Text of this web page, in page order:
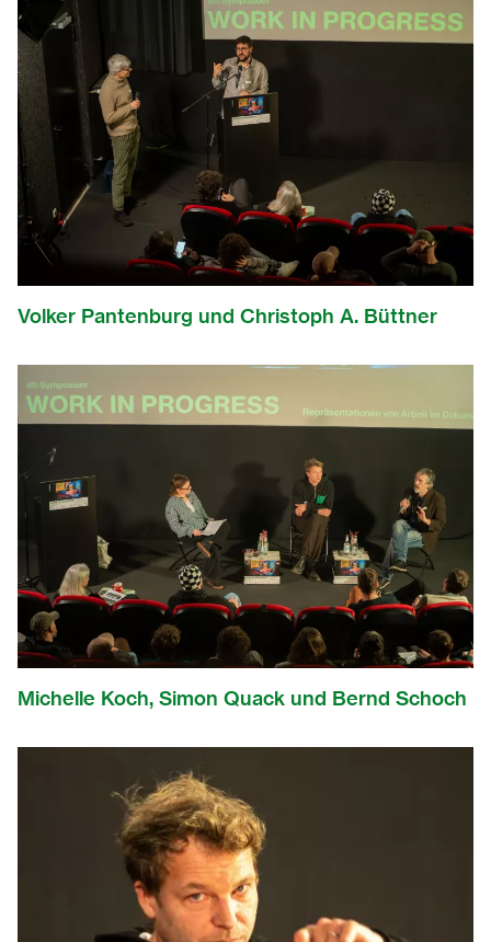
Volker Pantenburg und Christoph A. Büttner
Michelle Koch, Simon Quack und Bernd Schoch